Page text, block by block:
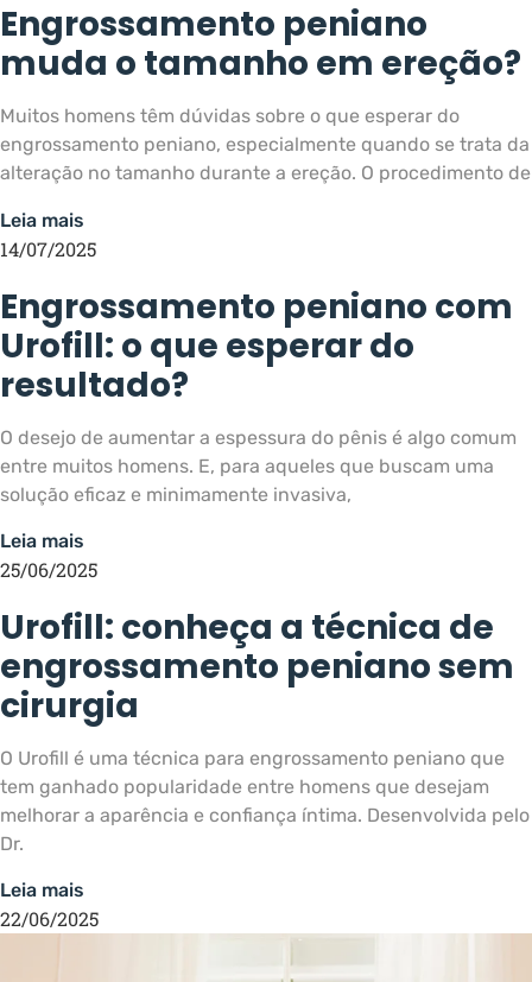
Engrossamento peniano
muda o tamanho em ereção?
Muitos homens têm dúvidas sobre o que esperar do
engrossamento peniano, especialmente quando se trata da
alteração no tamanho durante a ereção. O procedimento de
Leia mais
14/07/2025
Engrossamento peniano com
Urofill: o que esperar do
resultado?
O desejo de aumentar a espessura do pênis é algo comum
entre muitos homens. E, para aqueles que buscam uma
solução eficaz e minimamente invasiva,
Leia mais
25/06/2025
Urofill: conheça a técnica de
engrossamento peniano sem
cirurgia
O Urofill é uma técnica para engrossamento peniano que
tem ganhado popularidade entre homens que desejam
melhorar a aparência e confiança íntima. Desenvolvida pelo
Dr.
Leia mais
22/06/2025